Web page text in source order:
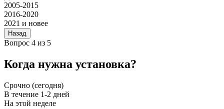
2005-2015
2016-2020
2021 и новее
Назад
Вопрос 4 из 5
Когда нужна установка?
Срочно (сегодня)
В течение 1-2 дней
На этой неделе